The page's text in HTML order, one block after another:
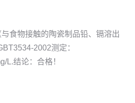
食物接触的陶瓷制品铅、镉溶出
2002测定：
L.结论：合格！